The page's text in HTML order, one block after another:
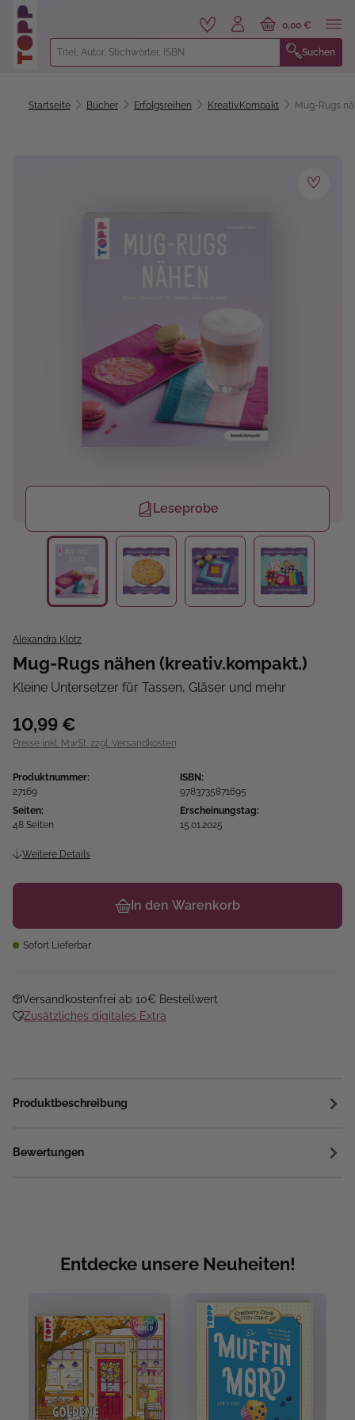
springen
Suchen
0,00 €
Startseite Bücher Erfolgsreihen Kreativ.Kompakt Mug-Rugs
Leseprobe
Alexandra Klotz
Mug-Rugs nähen (kreativ.kompakt.)
Kleine Untersetzer für Tassen, Gläser und mehr
10,99 €
Preise inkl. MwSt. zzgl. Versandkosten
Produktnummer:
27169
ISBN:
9783735871695
Seiten:
48 Seiten
Erscheinungstag:
15.01.2025
Weitere Details
In den Warenkorb
Sofort Lieferbar
Versandkostenfrei ab 10€ Bestellwert
Zusätzliches digitales Extra
Produktbeschreibung
Bewertungen
Entdecke unsere Neuheiten!